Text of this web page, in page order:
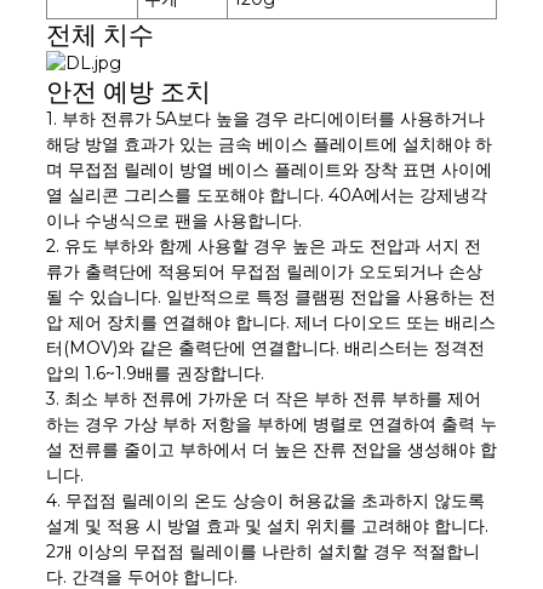
전체 치수
안전 예방 조치
1. 부하 전류가 5A보다 높을 경우 라디에이터를 사용하거나
해당 방열 효과가 있는 금속 베이스 플레이트에 설치해야 하
며 무접점 릴레이 방열 베이스 플레이트와 장착 표면 사이에
열 실리콘 그리스를 도포해야 합니다. 40A에서는 강제냉각
이나 수냉식으로 팬을 사용합니다.
2. 유도 부하와 함께 사용할 경우 높은 과도 전압과 서지 전
류가 출력단에 적용되어 무접점 릴레이가 오도되거나 손상
될 수 있습니다. 일반적으로 특정 클램핑 전압을 사용하는 전
압 제어 장치를 연결해야 합니다. 제너 다이오드 또는 배리스
터(MOV)와 같은 출력단에 연결합니다. 배리스터는 정격전
압의 1.6~1.9배를 권장합니다.
3. 최소 부하 전류에 가까운 더 작은 부하 전류 부하를 제어
하는 ​​경우 가상 부하 저항을 부하에 병렬로 연결하여 출력 누
설 전류를 줄이고 부하에서 더 높은 잔류 전압을 생성해야 합
니다.
4. 무접점 릴레이의 온도 상승이 허용값을 초과하지 않도록
설계 및 적용 시 방열 효과 및 설치 위치를 고려해야 합니다.
2개 이상의 무접점 릴레이를 나란히 설치할 경우 적절합니
다. 간격을 두어야 합니다.